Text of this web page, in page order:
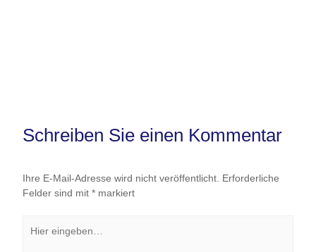
Schreiben Sie einen Kommentar
Ihre E-Mail-Adresse wird nicht veröffentlicht. Erforderliche
Felder sind mit *markiert
eingeben…